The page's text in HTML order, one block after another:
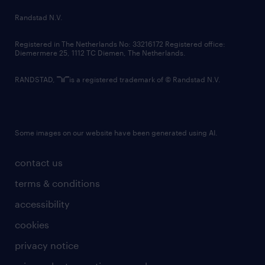
country websites
contact us
terms & conditions
accessibility
cookies
privacy notice
Randstad N.V.
Registered in The Netherlands No: 33216172 Registered office:
Diemermere 25, 1112 TC Diemen, The Netherlands.
RANDSTAD, is a registered trademark of © Randstad N.V.
Some images on our website have been generated using AI.